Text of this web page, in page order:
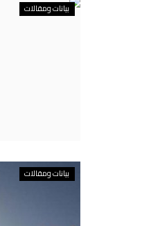
بيانات ومقالات
بيانات ومقالات